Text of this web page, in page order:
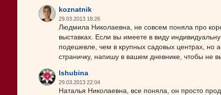
koznatnik
29.03.2013 18:26
Людмила Николаевна, не совсем поняла про
выставках. Если вы имеете в виду
подешевле, чем в крупных садовых центрах, но
страничку, напишу в вашем дневнике, чтобы не
lshubina
29.03.2013 22:04
Наталья Николаевна, все поняла, он просто